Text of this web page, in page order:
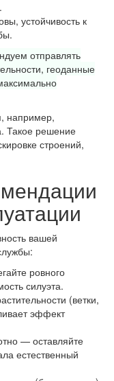
устойчивость к
отправлять
геоданные
например,
Такое решение
строений,
вашей
ровного
силуэта.
(ветки,
эффект
— оставляйте
естественный